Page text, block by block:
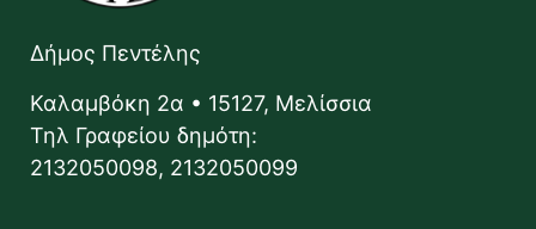
Δήμος Πεντέλης
Καλαμβόκη 2α • 15127, Μελίσσια
Τηλ Γραφείου δημότη:
2132050098, 2132050099